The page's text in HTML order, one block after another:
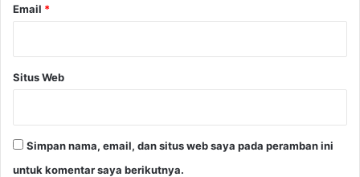
Email *
Situs Web
Simpan nama, email, dan situs web saya pada peramban ini
untuk komentar saya berikutnya.